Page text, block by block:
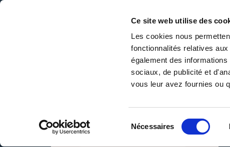
Ce site web utilise des
Les cookies nous
fonctionnalités relatives
également des
sociaux, de publicité et
vous leur avez fournies ou
Nécessaires
DE LA PAGE BLANCHE... AU BEST SELLER
Rebelle imaginaire